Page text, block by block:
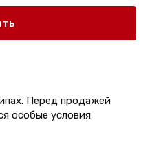
Перед продажей
особые условия